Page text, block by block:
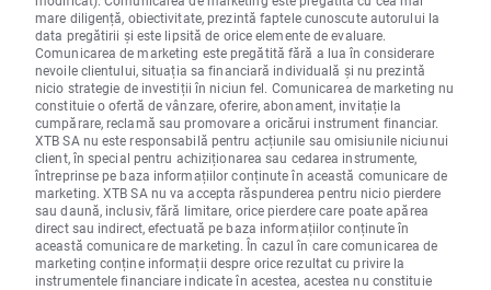
mare diligență, obiectivitate, prezintă faptele cunoscute autorului la
data pregătirii și este lipsită de orice elemente de evaluare.
Comunicarea de marketing este pregătită fără a lua în considerare
nevoile clientului, situația sa financiară individuală și nu prezintă
nicio strategie de investiții în niciun fel. Comunicarea de marketing nu
constituie o ofertă de vânzare, oferire, abonament, invitație la
cumpărare, reclamă sau promovare a oricărui instrument financiar.
XTB SA nu este responsabilă pentru acțiunile sau omisiunile niciunui
client, în special pentru achiziționarea sau cedarea instrumente,
întreprinse pe baza informațiilor conținute în această comunicare de
marketing. XTB SA nu va accepta răspunderea pentru nicio pierdere
sau daună, inclusiv, fără limitare, orice pierdere care poate apărea
direct sau indirect, efectuată pe baza informațiilor conținute în
această comunicare de marketing. În cazul în care comunicarea de
marketing conține informații despre orice rezultat cu privire la
instrumentele financiare indicate în acestea, acestea nu constituie